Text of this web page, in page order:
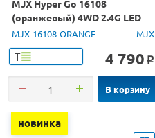
MJX Hyper Go 16108
(оранжевый) 4WD 2.4G LED
1/16 RTR
MJX-16108-ORANGE MJX
Т 4 790 o
В корзину
новинка